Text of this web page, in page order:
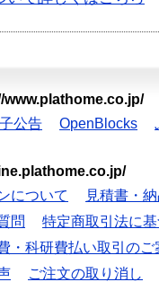
www.plathome.co.jp/
公告 OpenBlocks
について
見積書・
問
特定商取引法に
・科研費払い取引のご
ご注文の取り消し